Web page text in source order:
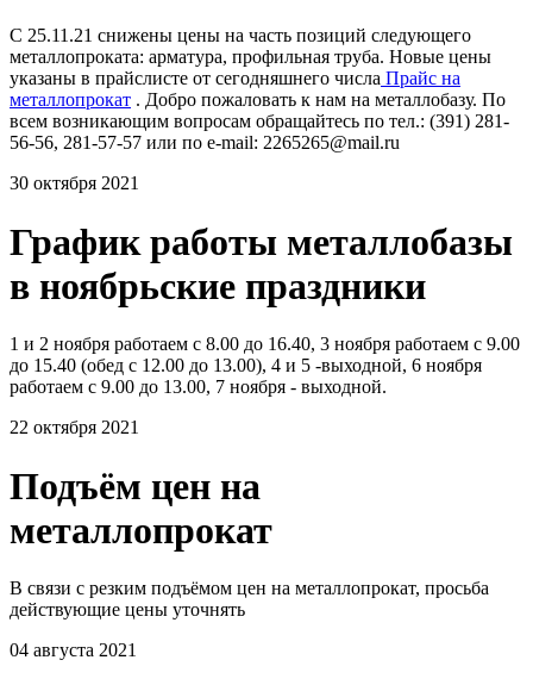
С 25.11.21 снижены цены на часть позиций следующего
металлопроката: арматура, профильная труба. Новые цены
указаны в прайслисте от сегодняшнего числа Прайс на
металлопрокат . Добро пожаловать к нам на металлобазу. По
всем возникающим вопросам обращайтесь по тел.: (391) 281-
56-56, 281-57-57 или по e-mail: 2265265@mail.ru
30 октября 2021
График работы металлобазы
в ноябрьские праздники
1 и 2 ноября работаем с 8.00 до 16.40, 3 ноября работаем с 9.00
до 15.40 (обед с 12.00 до 13.00), 4 и 5 -выходной, 6 ноября
работаем с 9.00 до 13.00, 7 ноября - выходной.
22 октября 2021
Подъём цен на
металлопрокат
В связи с резким подъёмом цен на металлопрокат, просьба
действующие цены уточнять
04 августа 2021